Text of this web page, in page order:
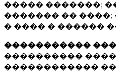
����� �������;
������� �� ����;
� ���� � ������
�����������
����������
������������